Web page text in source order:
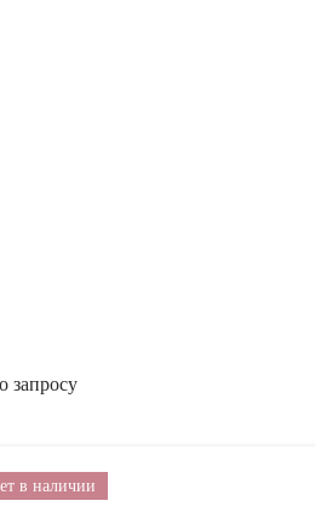
запросу
в наличии